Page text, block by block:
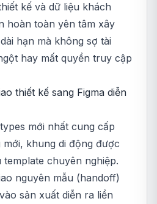
kế và dữ liệu khách
hoàn toàn yên tâm xây
hạn mà không sợ tài
hay mất quyền truy cập
thiết kế sang Figma diễn
mới nhất cung cấp
khung di động được
chuyên nghiệp.
nguyên mẫu (handoff)
sản xuất diễn ra liền